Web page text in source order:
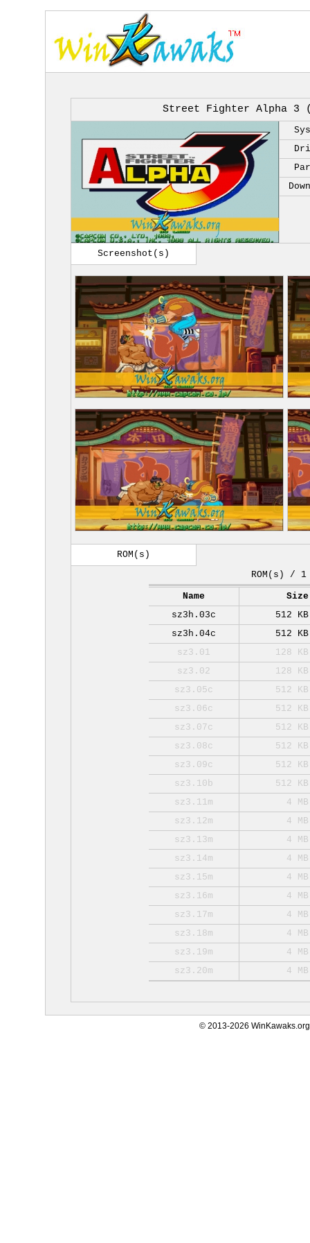
Street Fighter Alpha 3
Screenshot(s)
ROM(s)
ROM(s) / 1
Name
Size
sz3h.03c
512 KB
sz3h.04c
512 KB
sz3.01
128 KB
sz3.02
128 KB
sz3.05c
512 KB
sz3.06c
512 KB
sz3.07c
512 KB
sz3.08c
512 KB
sz3.09c
512 KB
sz3.10b
512 KB
sz3.11m
4 MB
sz3.12m
4 MB
sz3.13m
4 MB
sz3.14m
4 MB
sz3.15m
4 MB
sz3.16m
4 MB
sz3.17m
4 MB
sz3.18m
4 MB
sz3.19m
4 MB
sz3.20m
4 MB
© 2013-2026